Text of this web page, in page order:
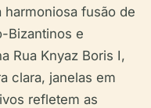
harmoniosa fusão de
Bizantinos e
Rua Knyaz Boris I,
clara, janelas em
refletem as